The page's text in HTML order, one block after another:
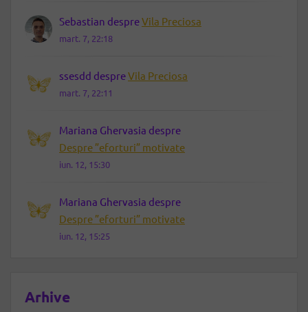
Sebastian despreVila Preciosa
mart. 7, 22:18
ssesdd despreVila Preciosa
mart. 7, 22:11
Mariana Ghervasia despre
Despre ”eforturi” motivate
iun. 12, 15:30
Mariana Ghervasia despre
Despre ”eforturi” motivate
iun. 12, 15:25
Arhive